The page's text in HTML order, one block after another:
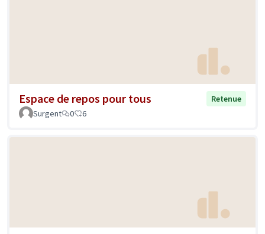
Espace de repos pour tous
Retenue
Surgent
0 6